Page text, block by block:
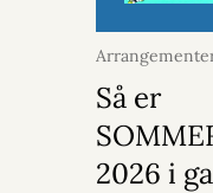
juni 2026
Så er
2026 i